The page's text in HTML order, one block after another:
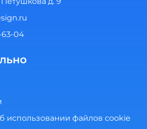
63-04
использовании файлов cookie